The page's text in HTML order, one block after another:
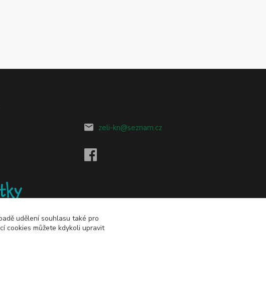
zeli-kn@seznam.cz
udělení souhlasu také pro
cookies můžete kdykoli upravit